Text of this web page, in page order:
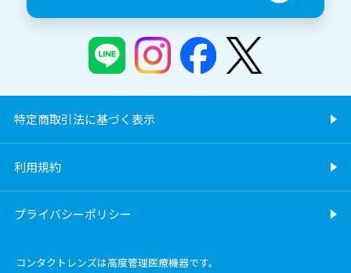
特定商取引法に基づく表示
利用規約
プライバシーポリシー
コンタクトレンズは高度管理医療機器です。